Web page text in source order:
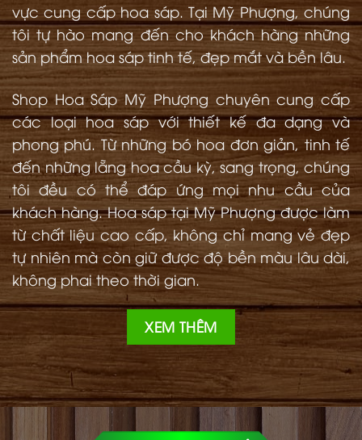
vực cung cấp hoa sáp. Tại Mỹ Phượng, chúng
tôi tự hào mang đến cho khách hàng những
sản phẩm hoa sáp tinh tế, đẹp mắt và bền lâu.
Shop Hoa Sáp Mỹ Phượng chuyên cung cấp
các loại hoa sáp với thiết kế đa dạng và
phong phú. Từ những bó hoa đơn giản, tinh tế
đến những lẵng hoa cầu kỳ, sang trọng, chúng
tôi đều có thể đáp ứng mọi nhu cầu của
khách hàng. Hoa sáp tại Mỹ Phượng được làm
từ chất liệu cao cấp, không chỉ mang vẻ đẹp
tự nhiên mà còn giữ được độ bền màu lâu dài,
không phai theo thời gian.
XEM THÊM